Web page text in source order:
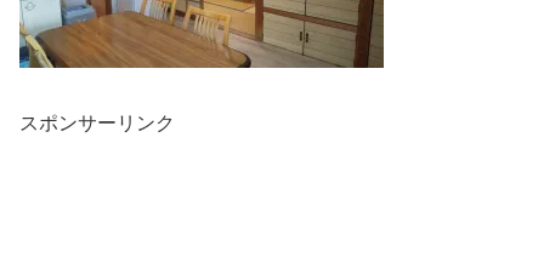
スポンサーリンク